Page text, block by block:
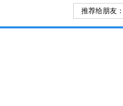
推荐给朋友：